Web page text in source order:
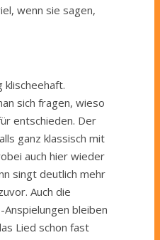
wenn sie sagen,
klischeehaft.
sich fragen, wieso
entschieden. Der
ganz klassisch mit
auch hier wieder
singt deutlich mehr
Auch die
bleiben
Lied schon fast